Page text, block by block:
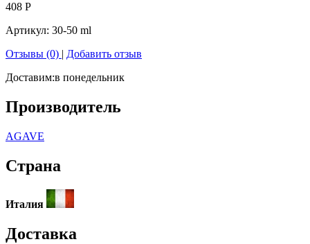
408 Р
Артикул: 30-50 ml
Отзывы (0) | Добавить отзыв
Доставим:в понедельник
Производитель
AGAVE
Страна
Италия
Доставка